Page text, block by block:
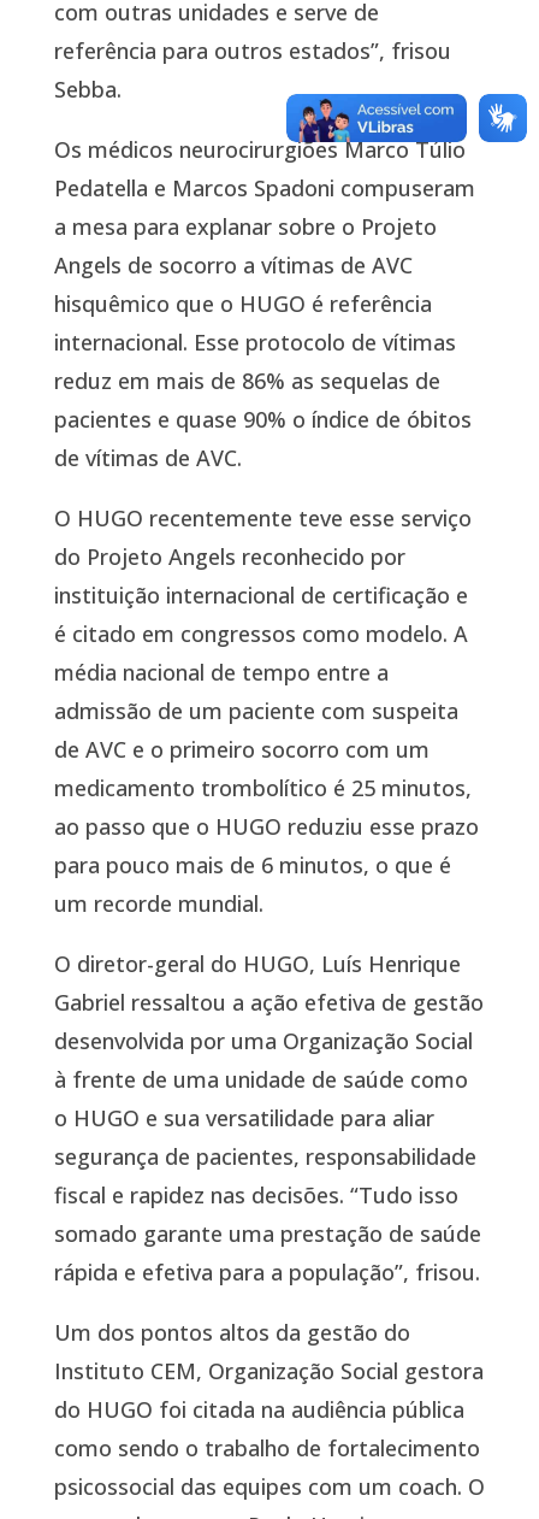
com outras unidades e serve de
referência para outros estados”, frisou
Sebba.
Os médicos neurocirurgiões Marco Túlio
Pedatella e Marcos Spadoni compuseram
a mesa para explanar sobre o Projeto
Angels de socorro a vítimas de AVC
hisquêmico que o HUGO é referência
internacional. Esse protocolo de vítimas
reduz em mais de 86% as sequelas de
pacientes e quase 90% o índice de óbitos
de vítimas de AVC.
O HUGO recentemente teve esse serviço
do Projeto Angels reconhecido por
instituição internacional de certificação e
é citado em congressos como modelo. A
média nacional de tempo entre a
admissão de um paciente com suspeita
de AVC e o primeiro socorro com um
medicamento trombolítico é 25 minutos,
ao passo que o HUGO reduziu esse prazo
para pouco mais de 6 minutos, o que é
um recorde mundial.
O diretor-geral do HUGO, Luís Henrique
Gabriel ressaltou a ação efetiva de gestão
desenvolvida por uma Organização Social
à frente de uma unidade de saúde como
o HUGO e sua versatilidade para aliar
segurança de pacientes, responsabilidade
fiscal e rapidez nas decisões. “Tudo isso
somado garante uma prestação de saúde
rápida e efetiva para a população”, frisou.
Um dos pontos altos da gestão do
Instituto CEM, Organização Social gestora
do HUGO foi citada na audiência pública
como sendo o trabalho de fortalecimento
psicossocial das equipes com um coach. O